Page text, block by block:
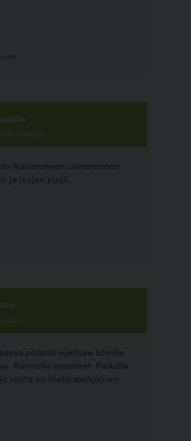
41, Joensuu
Aavarannan uimarannan
ja isojen puoli.
päässä sijaitsee koirille
Rannalla opasteet. Paikalle
ranta on hiekkapohjainen.